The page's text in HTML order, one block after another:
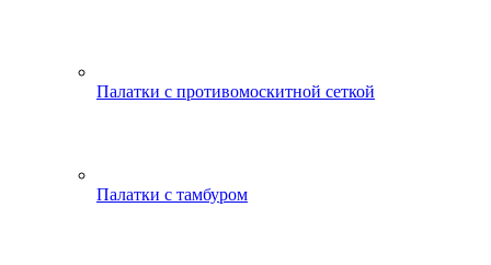
Палатки с противомоскитной сеткой
Палатки с тамбуром